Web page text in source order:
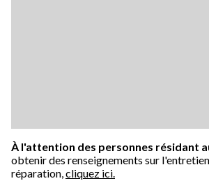
À l'attention des personnes résidant
obtenir des renseignements sur
réparation,cliquez ici.